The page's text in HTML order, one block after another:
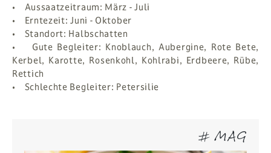
• Aussaatzeitraum: März - Juli
• Erntezeit: Juni - Oktober
• Standort: Halbschatten
• Gute Begleiter: Knoblauch, Aubergine, Rote Bete,
Kerbel, Karotte, Rosenkohl, Kohlrabi, Erdbeere, Rübe,
Rettich
• Schlechte Begleiter: Petersilie
# MAG